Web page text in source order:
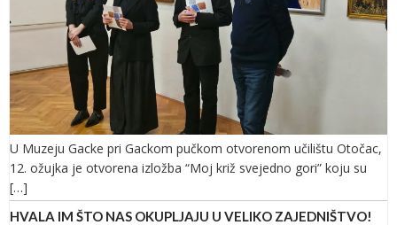
U Muzeju Gacke pri Gackom pučkom otvorenom učilištu Otočac,
12. ožujka je otvorena izložba “Moj križ svejedno gori” koju su
[…]
HVALA IM ŠTO NAS OKUPLJAJU U VELIKO ZAJEDNIŠTVO!